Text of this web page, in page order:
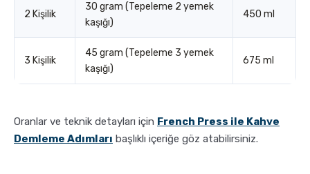
2 Kişilik
30 gram (Tepeleme 2 yemek
kaşığı)
450 ml
3 Kişilik
45 gram (Tepeleme 3 yemek
kaşığı)
675 ml
Oranlar ve teknik detayları için French Press ile Kahve
Demleme Adımları başlıklı içeriğe göz atabilirsiniz.